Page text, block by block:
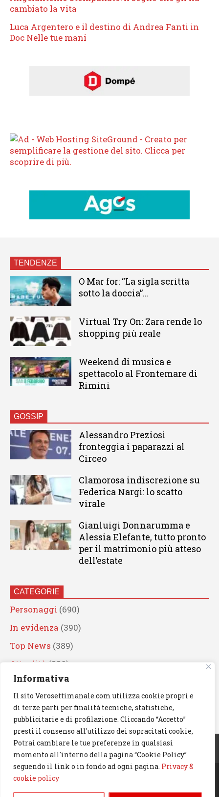
Informativa
Il sito Verosettimanale.com utilizza cookie propri e
di terze parti per finalità tecniche, statistiche,
pubblicitarie e di profilazione. Cliccando “Accetto”
presti il consenso all'utilizzo dei sopracitati cookie,
Potrai cambiare le tue preferenze in qualsiasi
momento all'interno della pagina “Cookie Policy”
seguendo il link o in fondo ad ogni pagina. Privacy &
cookie policy
cambiato la vita
Luca Argentero e il destino di Andrea Fanti in
Doc Nelle tue mani
TENDENZE
O Mar for: “La sigla scritta
sotto la doccia”…
Virtual Try On: Zara rende lo
shopping più reale
Weekend di musica e
spettacolo al Frontemare di
Rimini
GOSSIP
Alessandro Preziosi
fronteggia i paparazzi al
Circeo
Clamorosa indiscrezione su
Federica Nargi: lo scatto
virale
Gianluigi Donnarumma e
Alessia Elefante, tutto pronto
per il matrimonio più atteso
dell’estate
CATEGORIE
Personaggi (690)
In evidenza (390)
Top News (389)
Attualità (336)
Eventi(330)
Artisti (241)
News(238)
Cerca
© 2023 Verosettimanale.com. All rights reserved.